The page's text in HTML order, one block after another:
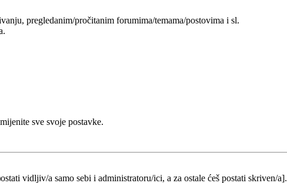
pregledanim/pročitanim forumima/temama/postovima i sl.
sve svoje postavke.
vidljiv/a samo sebi i administratoru/ici, a za ostale ćeš postati skriven/a].